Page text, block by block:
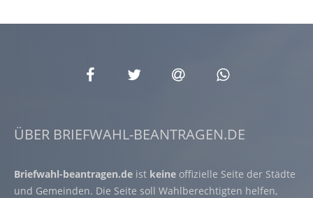
ÜBER BRIEFWAHL-BEANTRAGEN.DE
Briefwahl-beantragen.de ist keine offizielle Seite der Städte
und Gemeinden. Die Seite soll Wahlberechtigten helfen,